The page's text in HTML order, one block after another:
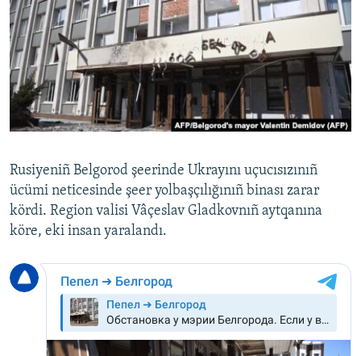
BLOGLAR
FİKİR
Русский
Українською
RFE/RS bütün saytları
Rusiyeniñ Belgorod şeerinde Ukrayını uçucısızınıñ
ücümi neticesinde şeer yolbaşçılığınıñ binası zarar
kördi. Region valisi Vâçeslav Gladkovnıñ aytqanına
köre, eki insan yaralandı.